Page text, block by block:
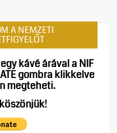
A NEMZETI
kávé árával a NIF
gombra klikkelve
megteheti.